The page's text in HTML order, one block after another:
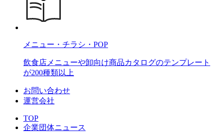
メニュー・チラシ・POP
飲食店メニューや卸向け商品カタログのテンプレート
が200種類以上
お問い合わせ
運営会社
TOP
企業団体ニュース